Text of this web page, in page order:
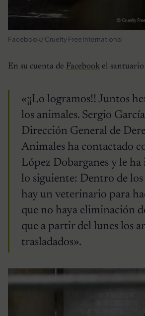
Facebook/ Cruelty Free International
En su cuenta de Facebook el
«¡¡Lo logramos!! Juntos
los animales. Sergio
Dirección General de
Animales ha contactado
López Dobarganes y le
lo siguiente: Dentro de
hay un veterinario para
que no haya eliminación
que a partir del lunes los
trasladados».